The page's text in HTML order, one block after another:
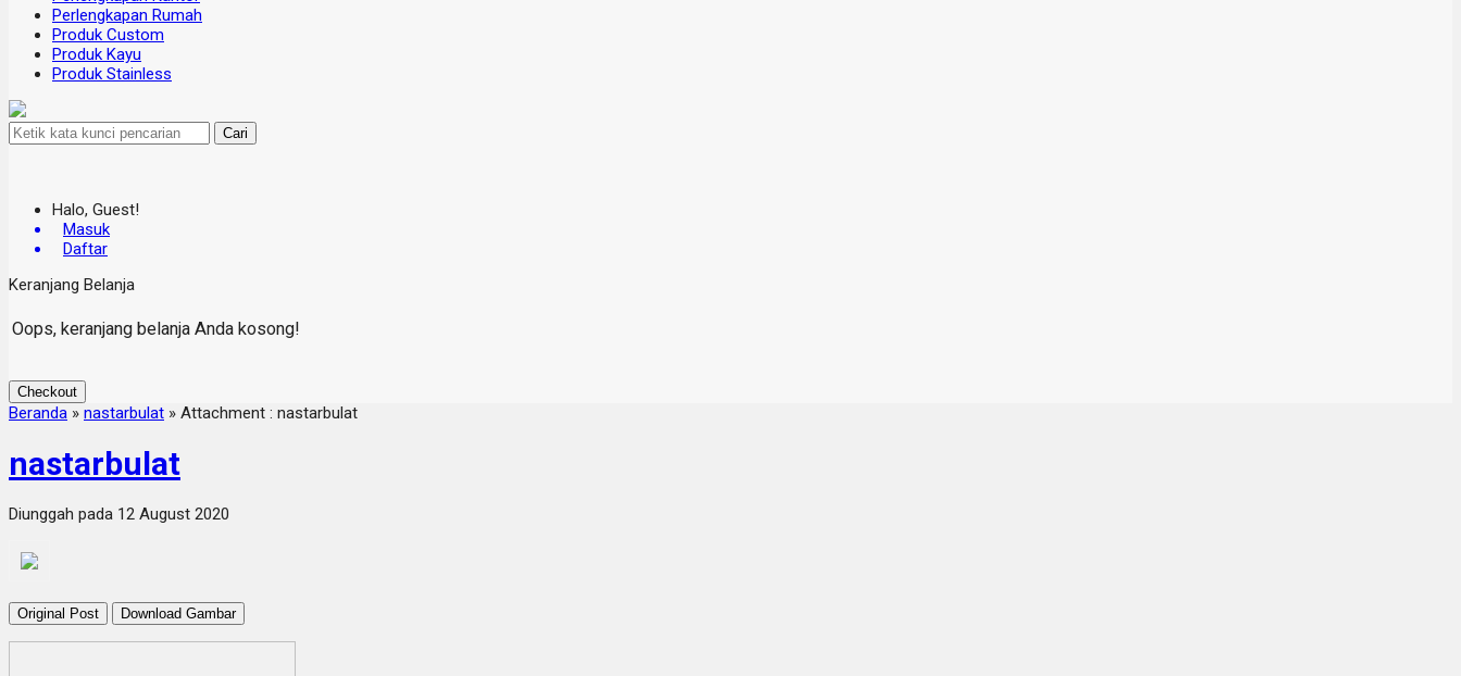
Perlengkapan Rumah
Produk Custom
Produk Kayu
Produk Stainless
Cari
Halo, Guest!
Masuk
Daftar
Keranjang Belanja
Oops, keranjang belanja Anda kosong!
Checkout
Beranda » nastarbulat » Attachment : nastarbulat
nastarbulat
Diunggah pada 12 August 2020
Original Post Download Gambar